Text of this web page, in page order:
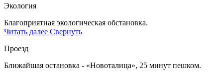
Экология
Благоприятная экологическая обстановка.
Читать далее Свернуть
Проезд
Ближайшая остановка - «Новоталица», 25 минут пешком.